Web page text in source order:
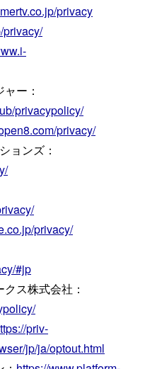
privacy
privacy/
ー：
privacypolicy/
privacy/
ョンズ：
privacy/
#jp
ス株式会社：
priv-
jp/ja/optout.html